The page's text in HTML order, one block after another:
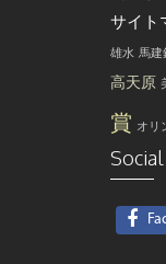
サイト
雄水 馬建
高天原
賞 オリ